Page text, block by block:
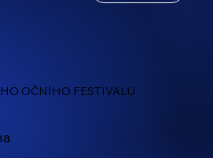
OČNÍHO FESTIVALU